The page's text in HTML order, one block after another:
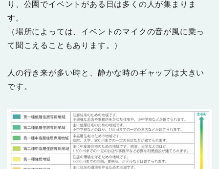
り、公園でイベントがある日は多くの人が集まりま
す。
（場所によっては、イベントのマイクの音が風に乗っ
て聞こえることもあります。）
人の行き来が多い時と、静かな時のギャップは大きい
です。